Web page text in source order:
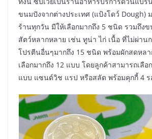
ขนมปังจากต่างประเทศ (แป้งโดว์ Dough)
ร้านทุกวัน มีให้เลือกมากถึง 5 ชนิด รวมถึง
สัตว์หลากหลาย เช่น ทูน่า ไก่ เนื้อ ที่ไม่ผ่าน
โปรตีนอื่นๆมากถึง 15 ชนิด พร้อมผักสดหล
เลือกมากถึง 12 แบบ โดยลูกค้าสามารถเลื
แบบ แซนด์วิช แรป หรือสลัด พร้อมคุกกี้ 4